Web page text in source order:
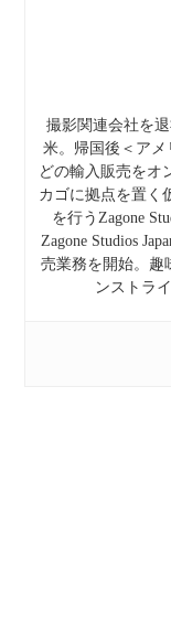
撮影関連会社を
米。帰国後＜アメ
どの輸入販売をオ
カゴに拠点を置く
を行うZagone
Zagone Studios
売業務を開始。趣
ンストラ